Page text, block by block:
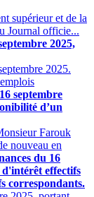
supérieur et de la
Journal officie...
2025,
2025.
septembre
d’un
Farouk
nouveau en
du 16
effectifs
correspondants.